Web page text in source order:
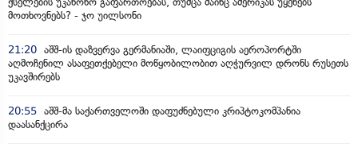
მოთხოვნებს? - ჯო უილსონი
21:20 აშშ-ის დაზვერვა გერმანიაში, ლაიფციგის აეროპორტში
აღმოჩენილ ასაფეთქებელი მოწყობილობით აღჭურვილ დრონს რუსეთს
უკავშირებს
20:55 აშშ-მა საქართველოში დაფუძნებული კრიპტოკომპანია
დაასანქცირა